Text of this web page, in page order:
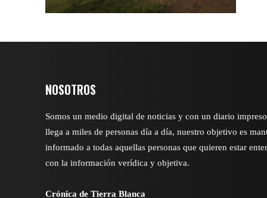
NOSOTROS
Somos un medio digital de noticias y con un diario
llega a miles de personas día a día, nuestro objetivo es
informado a todas aquellas personas que quieren estar
con la información verídica y objetiva.
Crónica de Tierra Blanca